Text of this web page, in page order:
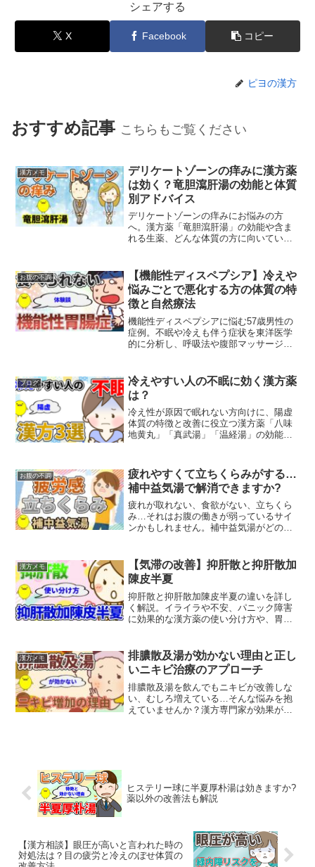
シェアする
X Facebook コピー
ピヨの漢方
おすすめ記事 こちらもご覧ください
漢方メモ
デリケートゾーンの痒みに漢方薬
は効く？竜胆瀉肝湯の効能と体質
別アドバイス
デリケートゾーンの痒みにお悩みの方
へ。漢方薬「竜胆瀉肝湯」の効能や含ま
れる生薬、どんな体質の方に向いている
お腹の不調
【機能性ディスペプシア】冷えや
悩みごとで悪化する方の体質の特
徴と自然療法
機能性ディスペプシアに悩む57歳男性の
症例。不眠や冷えも伴う症状を東洋医学
的に分析し、呼吸法や腹部マッサージな
ブログ
冷えやすい人の不眠に効く漢方薬
は？
冷え性が原因で眠れない方向けに、陽虚
体質の特徴と改善に役立つ漢方薬「八味
地黄丸」「真武湯」「温経湯」の効能を
お腹の不調
疲れやすくて立ちくらみがする…
補中益気湯で解消できますか?
疲れが取れない、食欲がない、立ちくら
み…それはお腹の働きが弱っているサイ
ンかもしれません。補中益気湯がどのよ
漢方メモ
【気滞の改善】抑肝散と抑肝散加
陳皮半夏
抑肝散と抑肝散加陳皮半夏の違いを詳し
く解説。イライラや不安、パニック障害
に効果的な漢方薬の使い分け方や、胃腸
漢方メモ
排膿散及湯が効かない理由と正し
いニキビ治療のアプローチ
排膿散及湯を飲んでもニキビが改善しな
い、むしろ増えている…そんな悩みを抱
えていませんか？漢方専門家が効果が出
ヒステリー球に半夏厚朴湯は効きますか?
薬以外の改善法も解説
【漢方相談】眼圧が高いと言われた時の
対処法は？目の疲労と冷えのぼせ体質の